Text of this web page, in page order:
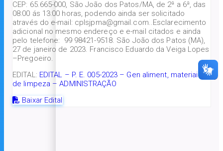
CEP: 65.665-000, São João dos Patos/MA, de 2ª a 6ª, das
08:00 ás 13:00 horas, podendo ainda ser solicitado
através do e-mail: cplsjpma@gmail.com..Esclarecimento
adicional no mesmo endereço e e-mail citados e ainda
pelo telefone: 99 98421-9518. São João dos Patos (MA),
27 de janeiro de 2023. Francisco Eduardo da Veiga Lopes
–Pregoeiro.
EDITAL: EDITAL – P. E. 005-2023 – Gen aliment, materiais
de limpeza – ADMINISTRAÇÃO
Baixar Edital